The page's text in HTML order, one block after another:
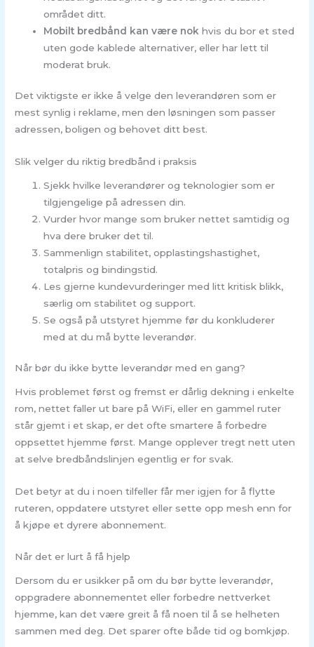
området ditt.
Mobilt bredbånd kan være nok hvis du bor et sted
uten gode kablede alternativer, eller har lett til
moderat bruk.
Det viktigste er ikke å velge den leverandøren som er
mest synlig i reklame, men den løsningen som passer
adressen, boligen og behovet ditt best.
Slik velger du riktig bredbånd i praksis
Sjekk hvilke leverandører og teknologier som er
tilgjengelige på adressen din.
Vurder hvor mange som bruker nettet samtidig og
hva dere bruker det til.
Sammenlign stabilitet, opplastingshastighet,
totalpris og bindingstid.
Les gjerne kundevurderinger med litt kritisk blikk,
særlig om stabilitet og support.
Se også på utstyret hjemme før du konkluderer
med at du må bytte leverandør.
Når bør du ikke bytte leverandør med en gang?
Hvis problemet først og fremst er dårlig dekning i enkelte
rom, nettet faller ut bare på WiFi, eller en gammel ruter
står gjemt i et skap, er det ofte smartere å forbedre
oppsettet hjemme først. Mange opplever tregt nett uten
at selve bredbåndslinjen egentlig er for svak.
Det betyr at du i noen tilfeller får mer igjen for å flytte
ruteren, oppdatere utstyret eller sette opp mesh enn for
å kjøpe et dyrere abonnement.
Når det er lurt å få hjelp
Dersom du er usikker på om du bør bytte leverandør,
oppgradere abonnementet eller forbedre nettverket
hjemme, kan det være greit å få noen til å se helheten
sammen med deg. Det sparer ofte både tid og bomkjøp.